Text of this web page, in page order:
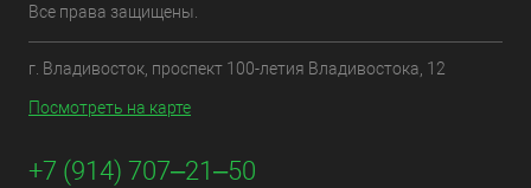
Все права защищены.
г. Владивосток, проспект 100-летия Владивостока, 12
Посмотреть на карте
+7 (914) 707‒21‒50